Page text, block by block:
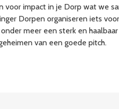
voor impact in je Dorp wat we
Dorpen organiseren iets
meer een sterk en
van een goede pitch.